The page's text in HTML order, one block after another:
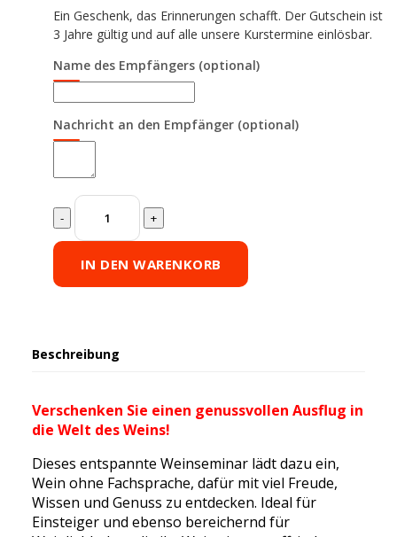
Ein Geschenk, das Erinnerungen schafft. Der Gutschein ist
3 Jahre gültig und auf alle unsere Kurstermine einlösbar.
Name des Empfängers (optional)
Nachricht an den Empfänger (optional)
Gutschein:
Weinreise
für
Einsteiger
quantity
IN DEN WARENKORB
Beschreibung
Verschenken Sie einen genussvollen Ausflug in
die Welt des Weins!
Dieses entspannte Weinseminar lädt dazu ein,
Wein ohne Fachsprache, dafür mit viel Freude,
Wissen und Genuss zu entdecken. Ideal für
Einsteiger und ebenso bereichernd für